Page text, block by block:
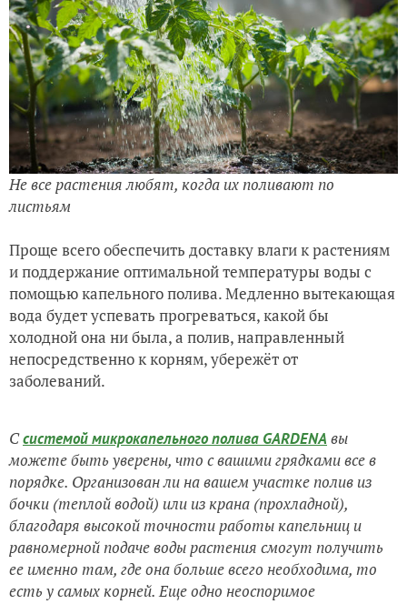
Не все растения любят, когда их поливают по
листьям
Проще всего обеспечить доставку влаги к растениям
и поддержание оптимальной температуры воды с
помощью капельного полива. Медленно вытекающая
вода будет успевать прогреваться, какой бы
холодной она ни была, а полив, направленный
непосредственно к корням, убережёт от
заболеваний.
Ссистемой микрокапельного полива GARDENA вы
можете быть уверены, что с вашими грядками все в
порядке. Организован ли на вашем участке полив из
бочки (теплой водой) или из крана (прохладной),
благодаря высокой точности работы капельниц и
равномерной подаче воды растения смогут получить
ее именно там, где она больше всего необходима, то
есть у самых корней. Еще одно неоспоримое